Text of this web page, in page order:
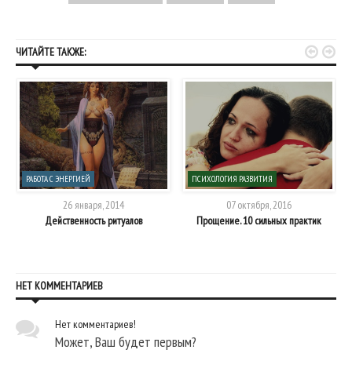
ЧИТАЙТЕ ТАКЖЕ:
РАБОТА С ЭНЕРГИЕЙ
26 января, 2014
Действенность ритуалов
ПСИХОЛОГИЯ РАЗВИТИЯ
07 октября, 2016
Прощение. 10 сильных практик
 
НЕТ КОММЕНТАРИЕВ
Нет комментариев!
Может, Ваш будет первым?